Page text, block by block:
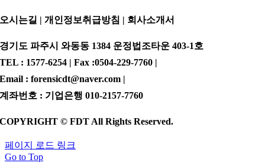
오시는길 | 개인정보취급방침 | 회사소개서
경기도 파주시 와동동 1384 운정법조타운 403-1호
TEL : 1577-6254 | Fax :0504-229-7760 |
Email : forensicdt@naver.com |
계좌번호 : 기업은행 010-2157-7760
COPYRIGHT © FDT All Rights Reserved.
페이지 로드 링크
Go to Top